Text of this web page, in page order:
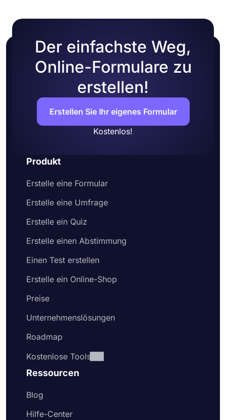
Der einfachste Weg,
Online-Formulare zu
erstellen!
Erstellen Sie Ihr eigenes Formular
Kostenlos!
Produkt
Erstelle eine Formular
Erstelle eine Umfrage
Erstelle ein Quiz
Erstelle einen Abstimmung
Einen Test erstellen
Erstelle ein Online-Shop
Preise
Unternehmenslösungen
Roadmap
Kostenlose Tools
Ressourcen
Blog
Hilfe-Center